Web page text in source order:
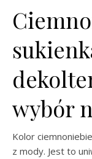
wybór
Kolor
z mody. Jest to